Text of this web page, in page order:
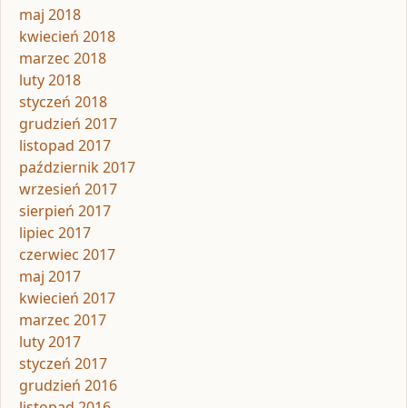
maj 2018
kwiecień 2018
marzec 2018
luty 2018
styczeń 2018
grudzień 2017
listopad 2017
październik 2017
wrzesień 2017
sierpień 2017
lipiec 2017
czerwiec 2017
maj 2017
kwiecień 2017
marzec 2017
luty 2017
styczeń 2017
grudzień 2016